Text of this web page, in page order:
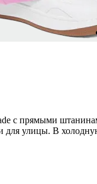
прямыми
для улицы. В